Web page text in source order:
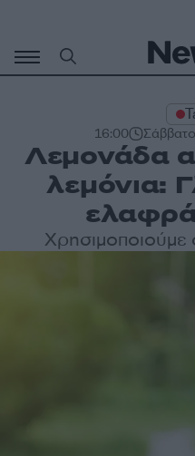
περιεχόμενο
16:00
Λεμονάδα
λεμόνια:
Χρησιμοποιούμε